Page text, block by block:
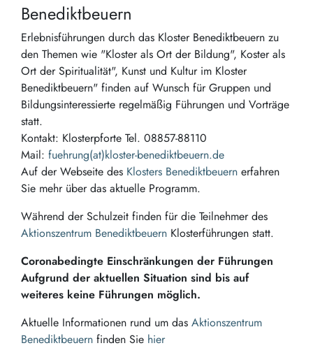
Benediktbeuern
Erlebnisführungen durch das Kloster Benediktbeuern zu
den Themen wie "Kloster als Ort der Bildung", Koster als
Ort der Spiritualität", Kunst und Kultur im Kloster
Benediktbeuern" finden auf Wunsch für Gruppen und
Bildungsinteressierte regelmäßig Führungen und Vorträge
statt.
Kontakt: Klosterpforte Tel. 08857-88110
Mail: fuehrung(at)kloster-benediktbeuern.de
Auf der Webseite des Klosters Benediktbeuern erfahren
Sie mehr über das aktuelle Programm.
Während der Schulzeit finden für die Teilnehmer des
Aktionszentrum Benediktbeuern Klosterführungen statt.
Coronabedingte Einschränkungen der Führungen
Aufgrund der aktuellen Situation sind bis auf
weiteres keine Führungen möglich.
Aktuelle Informationen rund um das Aktionszentrum
Benediktbeuern finden Sie hier